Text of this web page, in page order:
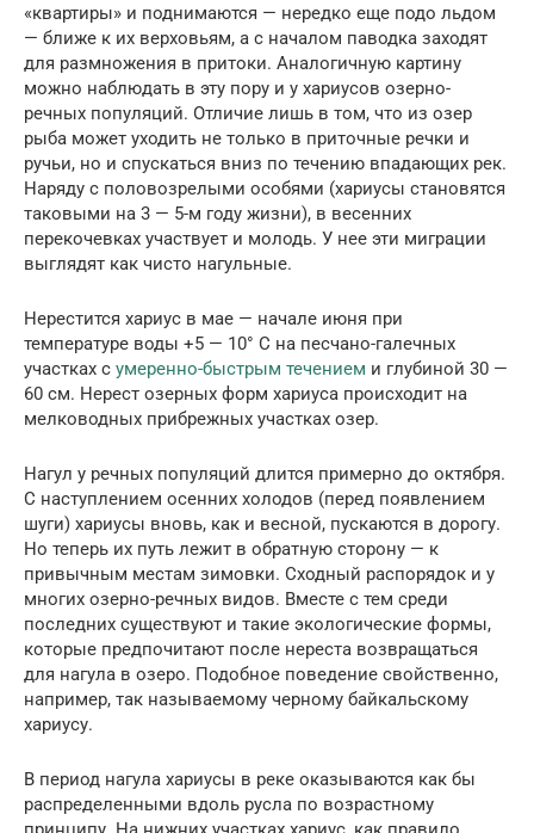
«квартиры» и поднимаются — нередко еще подо льдом
— ближе к их верховьям, а с началом паводка заходят
для размножения в притоки. Аналогичную картину
можно наблюдать в эту пору и у хариусов озерно-
речных популяций. Отличие лишь в том, что из озер
рыба может уходить не только в приточные речки и
ручьи, но и спускаться вниз по течению впадающих рек.
Наряду с половозрелыми особями (хариусы становятся
таковыми на 3 — 5-м году жизни), в весенних
перекочевках участвует и молодь. У нее эти миграции
выглядят как чисто нагульные.
Нерестится хариус в мае — начале июня при
температуре воды +5 — 10° С на песчано-галечных
участках с умеренно-быстрым течением и глубиной 30 —
60 см. Нерест озерных форм хариуса происходит на
мелководных прибрежных участках озер.
Нагул у речных популяций длится примерно до октября.
С наступлением осенних холодов (перед появлением
шуги) хариусы вновь, как и весной, пускаются в дорогу.
Но теперь их путь лежит в обратную сторону — к
привычным местам зимовки. Сходный распорядок и у
многих озерно-речных видов. Вместе с тем среди
последних существуют и такие экологические формы,
которые предпочитают после нереста возвращаться
для нагула в озеро. Подобное поведение свойственно,
например, так называемому черному байкальскому
хариусу.
В период нагула хариусы в реке оказываются как бы
распределенными вдоль русла по возрастному